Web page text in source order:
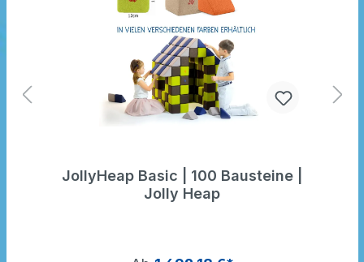
JollyHeap Basic | 100 Bausteine |
Jolly Heap